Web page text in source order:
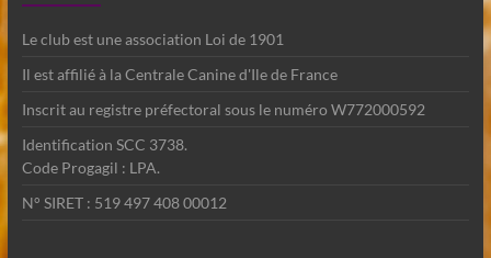
Le club est une association Loi de 1901
Il est affilié à la Centrale Canine d'Ile de France
Inscrit au registre préfectoral sous le numéro W772000592
Identification SCC 3738.
Code Progagil : LPA.
N° SIRET : 519 497 408 00012